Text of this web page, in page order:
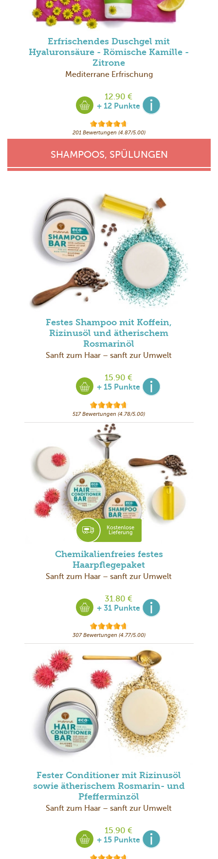
Erfrischendes Duschgel mit
Hyaluronsäure - Römische Kamille -
Zitrone
Mediterrane Erfrischung
12.90 €
+ 12 Punkte
201 Bewertungen (4.87/5.00)
SHAMPOOS, SPÜLUNGEN
Festes Shampoo mit Koffein,
Rizinusöl und ätherischem
Rosmarinöl
Sanft zum Haar – sanft zur Umwelt
15.90 €
+ 15 Punkte
517 Bewertungen (4.78/5.00)
Kostenlose
Lieferung
Chemikalienfreies festes
Haarpflegepaket
Sanft zum Haar – sanft zur Umwelt
31.80 €
+ 31 Punkte
307 Bewertungen (4.77/5.00)
Fester Conditioner mit Rizinusöl
sowie ätherischem Rosmarin- und
Pfefferminzöl
Sanft zum Haar – sanft zur Umwelt
15.90 €
+ 15 Punkte